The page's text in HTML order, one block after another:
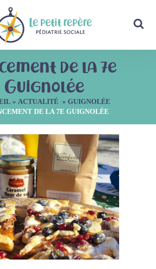
de la 7e
Guignolée
» ACTUALITÉ » GUIGNOLÉE
DE LA 7E GUIGNOLÉE